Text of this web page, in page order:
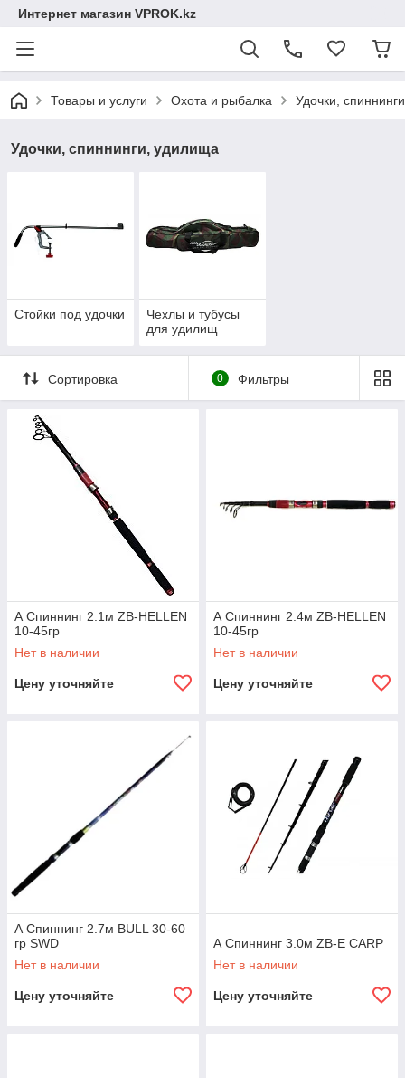
Интернет магазин VPROK.kz
Товары и услуги Охота и рыбалка Удочки,
Удочки, спиннинги, удилища
Стойки под удочки
Чехлы и тубусы
для удилищ
Сортировка 0 Фильтры
А Спиннинг 2.1м ZB-HELLEN
10-45гр
Нет в наличии
Цену уточняйте
А Спиннинг 2.4м ZB-HELLEN
10-45гр
Нет в наличии
Цену уточняйте
А Спиннинг 2.7м BULL 30-60
гр SWD
Нет в наличии
Цену уточняйте
А Спиннинг 3.0м ZB-E CARP
Нет в наличии
Цену уточняйте